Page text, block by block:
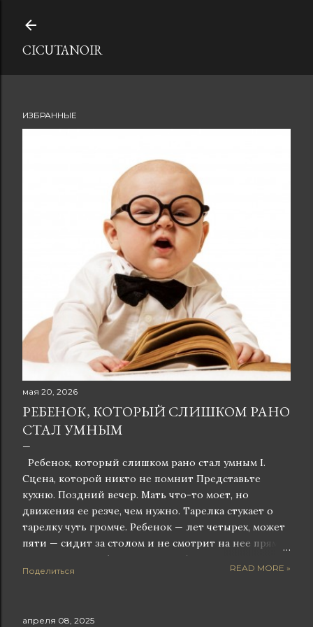
CICUTANOIR
ИЗБРАННЫЕ
мая 20, 2026
РЕБЕНОК, КОТОРЫЙ СЛИШКОМ РАНО
СТАЛ УМНЫМ
Ребенок, который слишком рано стал умным I.
Сцена, которой никто не помнит Представьте
кухню. Поздний вечер. Мать что-то моет, но
движения ее резче, чем нужно. Тарелка стукает о
тарелку чуть громче. Ребенок — лет четырех, может
пяти — сидит за столом и не смотрит на нее прямо.
Он смотрит как бы сквозь, периферическим
зрением, и считывает. Не словами — телом. Что-то
сидеть тихо. Может быть, нужно что-то сказать —
Поделиться READ MORE »
апреля 08, 2025